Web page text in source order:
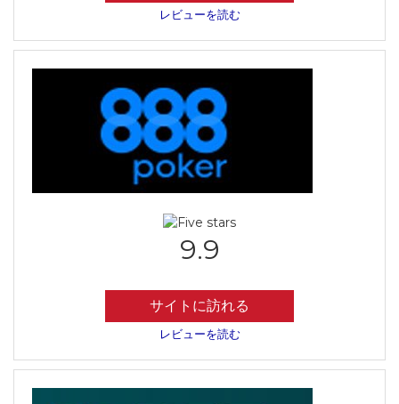
レビューを読む
9.9
サイトに訪れる
レビューを読む